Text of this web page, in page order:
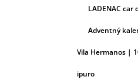
LADENAC
Adventný
Vila Hermanos |
ipuro